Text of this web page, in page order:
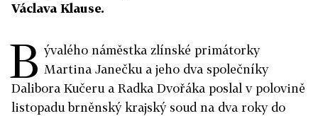
Václava Klause.
B ývalého náměstka zlínské primátorky
Martina Janečku a jeho dva společníky
Dalibora Kučeru a Radka Dvořáka poslal v polovině
listopadu brněnský krajský soud na dva roky do